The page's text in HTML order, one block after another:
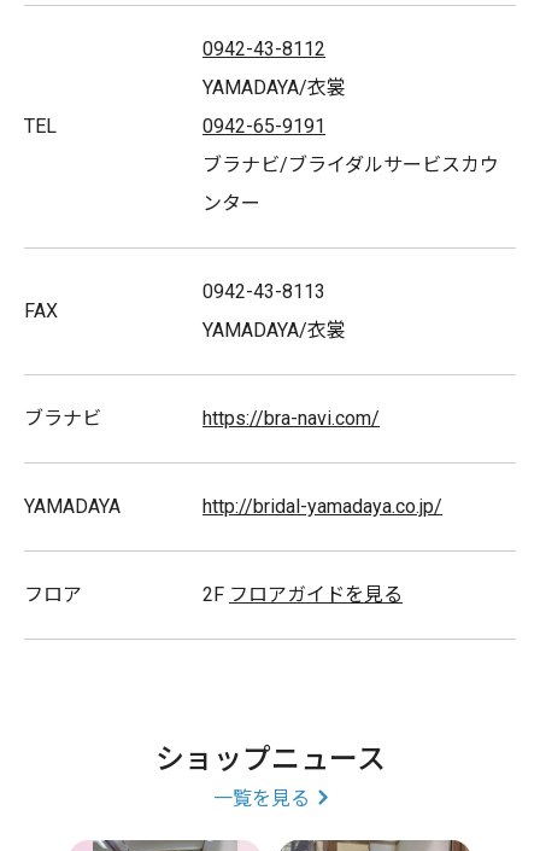
衣裳数は福岡・九州No.1！取り扱いブランド50社以上！これ
まで80万人以上の方々に結婚、成人式、七五三、お宮参り
など人生の節目の貸衣装をご提供。真心込めてお客様に
喜びと幸せをお届けします。
取扱商品
ブラナビ
福岡県近郊エリア結婚式場探し/披露宴/教会式/神前式/
ロケーションフォト/スタジオフォト/MC/婚活お相手探
TEL
0942-43-8112
YAMADAYA/衣裳
0942-65-9191
ブラナビ/ブライダルサービスカウ
ンター
FAX
0942-43-8113
YAMADAYA/衣裳
ブラナビ https://bra-navi.com/
YAMADAYA http://bridal-yamadaya.co.jp/
フロア 2F フロアガイドを見る
ショップニュース
一覧を見る